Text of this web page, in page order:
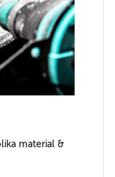
material &